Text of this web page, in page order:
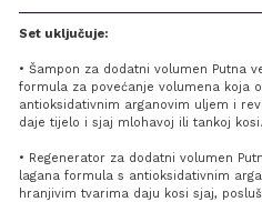
Set uključuje:
• Šampon za dodatni volumen Putna
formula za povećanje volumena koja
antioksidativnim arganovim uljem i
daje tijelo i sjaj mlohavoj ili tankoj kosi.
• Regenerator za dodatni volumen
lagana formula s antioksidativnim
hranjivim tvarima daju kosi sjaj,